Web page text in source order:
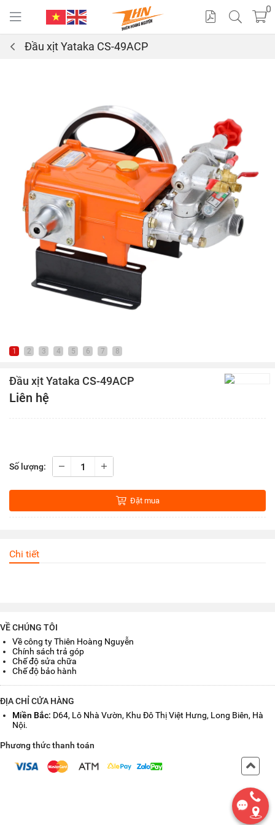
0
Đầu xịt Yataka CS-49ACP
1 2 3 4 5 6 7 8
Đầu xịt Yataka CS-49ACP
Liên hệ
Số lượng:
Đặt mua
Chi tiết
VỀ CHÚNG TÔI
Về công ty Thiên Hoàng Nguyễn
Chính sách trả góp
Chế độ sửa chữa
Chế độ bảo hành
ĐỊA CHỈ CỬA HÀNG
Miền Bắc: D64, Lô Nhà Vườn, Khu Đô Thị Việt Hưng, Long Biên, Hà
Nội.
Phương thức thanh toán
Back
to